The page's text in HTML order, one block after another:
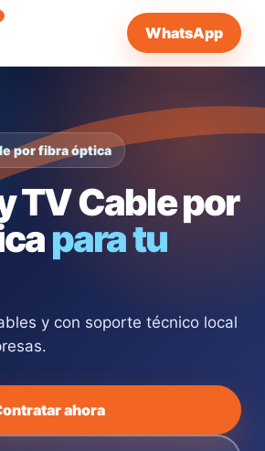
WhatsApp
por fibra óptica
TV Cable por
para tu
y con soporte técnico local
ahora